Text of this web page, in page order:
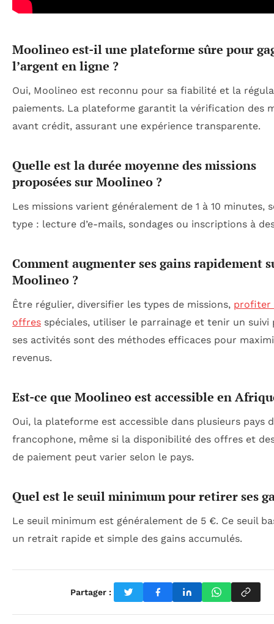
Moolineo est-il une plateforme sûre pour
l’argent en ligne ?
Oui, Moolineo est reconnu pour sa fiabilité et la
paiements. La plateforme garantit la vérification des
avant crédit, assurant une expérience transparente.
Quelle est la durée moyenne des missions
proposées sur Moolineo ?
Les missions varient généralement de 1 à 10 minutes,
type : lecture d’e-mails, sondages ou inscriptions à
Comment augmenter ses gains rapidement
Moolineo ?
Être régulier, diversifier les types de missions, profiter
offres spéciales, utiliser le parrainage et tenir un suivi
ses activités sont des méthodes efficaces pour
revenus.
Est-ce que Moolineo est accessible en
Oui, la plateforme est accessible dans plusieurs pays
francophone, même si la disponibilité des offres et
de paiement peut varier selon le pays.
Quel est le seuil minimum pour retirer ses
Le seuil minimum est généralement de 5 €. Ce seuil
un retrait rapide et simple des gains accumulés.
Partager :